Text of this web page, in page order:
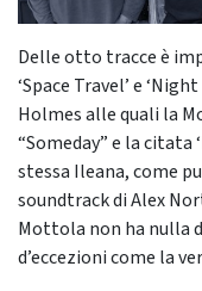
Delle otto tracce è
‘Space Travel’ e
Holmes alle quali la
“Someday” e la citata
stessa Ileana, come
soundtrack di Alex
Mottola non ha nulla
d’eccezioni come la